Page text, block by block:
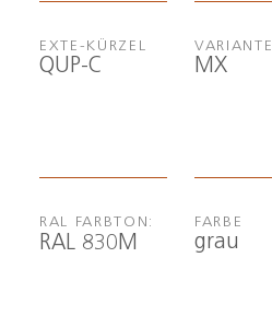
EXTE-KÜRZEL
QUP-C
VARIANTE
MX
RAL FARBTON:
RAL 830M
FARBE
grau